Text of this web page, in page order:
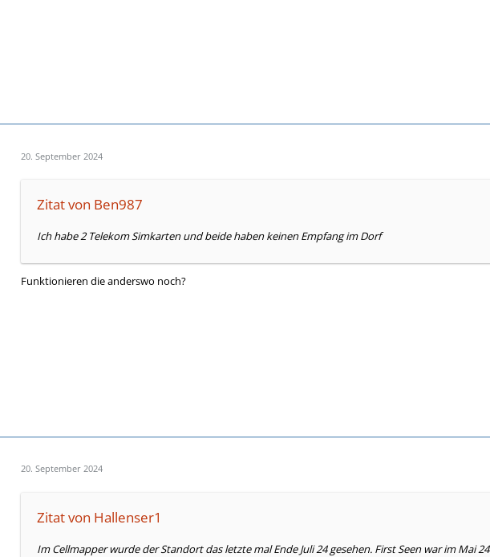
20. September 2024
Zitat von Ben987
Ich habe 2 Telekom Simkarten und beide haben keinen Empfang im Dorf
Funktionieren die anderswo noch?
20. September 2024
Zitat von Hallenser1
Im Cellmapper wurde der Standort das letzte mal Ende Juli 24 gesehen. First Seen war im Mai